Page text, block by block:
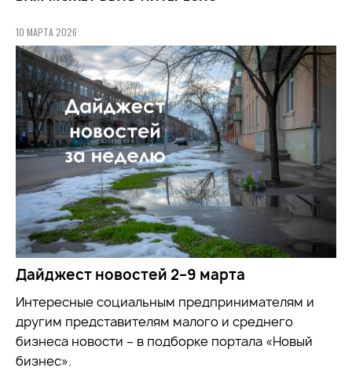
10 МАРТА 2026
Дайджест новостей 2–9 марта
Интересные социальным предпринимателям и
другим представителям малого и среднего
бизнеса новости – в подборке портала «Новый
бизнес».